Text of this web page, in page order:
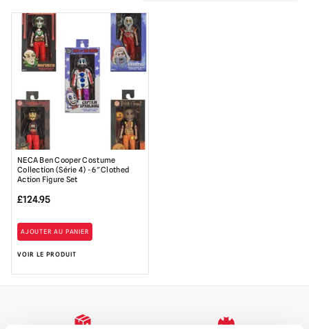
NECA Ben Cooper Costume
Collection (Série 4) - 6″ Clothed
Action Figure Set
£124.95
AJOUTER AU PANIER
VOIR LE PRODUIT